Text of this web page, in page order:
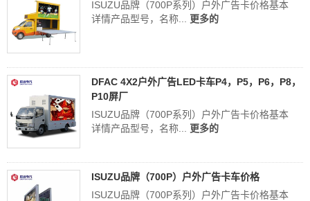
ISUZU品牌（700P系列）户外广告卡价格基本
详情产品型号，名称... 更多的
DFAC 4X2户外广告LED卡车P4，P5，P6，P8，
P10屏厂
ISUZU品牌（700P系列）户外广告卡价格基本
详情产品型号，名称... 更多的
ISUZU品牌（700P）户外广告卡车价格
ISUZU品牌（700P系列）户外广告卡价格基本